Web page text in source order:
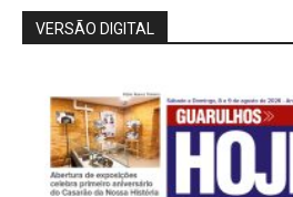
VERSÃO DIGITAL